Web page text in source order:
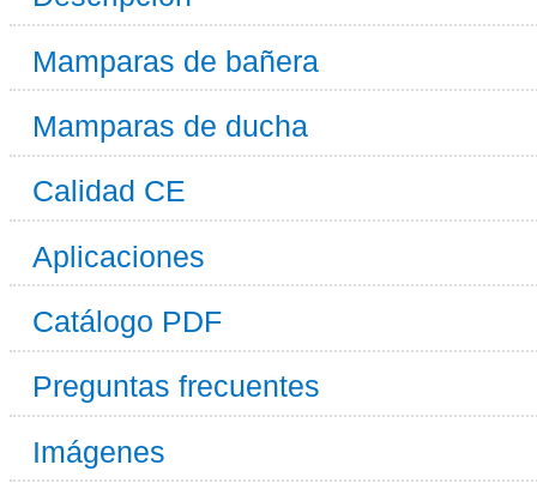
Mamparas de bañera
Mamparas de ducha
Calidad CE
Aplicaciones
Catálogo PDF
Preguntas frecuentes
Imágenes